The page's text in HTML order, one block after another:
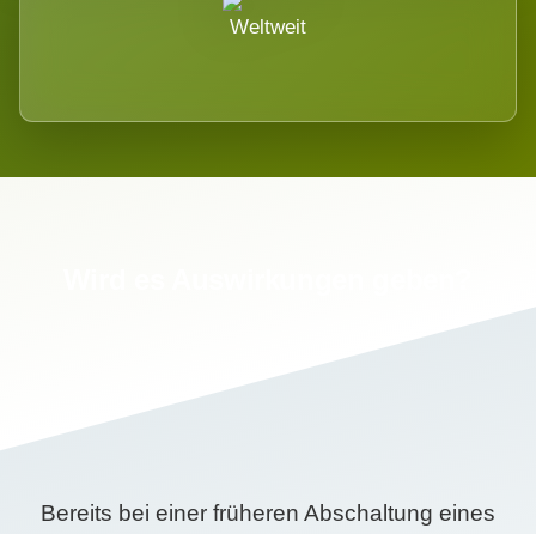
Weltweit
Bereits bei einer früheren Abschaltung eines